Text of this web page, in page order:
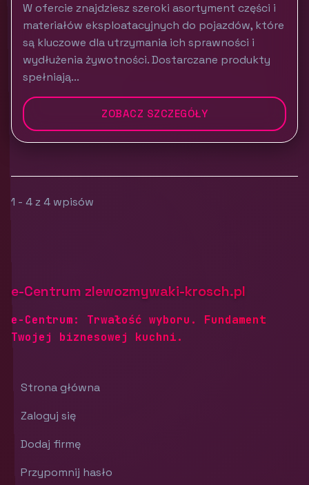
W ofercie znajdziesz szeroki asortyment części i
materiałów eksploatacyjnych do pojazdów, które
są kluczowe dla utrzymania ich sprawności i
wydłużenia żywotności. Dostarczane produkty
spełniają...
ZOBACZ SZCZEGÓŁY
1 - 4 z 4 wpisów
e-Centrum zlewozmywaki-krosch.pl
e-Centrum: Trwałość wyboru. Fundament
Twojej biznesowej kuchni.
Strona główna
Zaloguj się
Dodaj firmę
Przypomnij hasło